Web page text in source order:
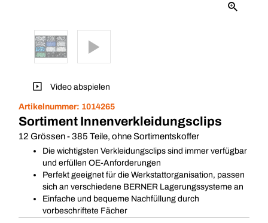
Video abspielen
Artikelnummer: 1014265
Sortiment Innenverkleidungsclips
12 Grössen - 385 Teile, ohne Sortimentskoffer
Die wichtigsten Verkleidungsclips sind immer verfügbar
und erfüllen OE-Anforderungen
Perfekt geeignet für die Werkstattorganisation, passen
sich an verschiedene BERNER Lagerungssysteme an
Einfache und bequeme Nachfüllung durch
vorbeschriftete Fächer